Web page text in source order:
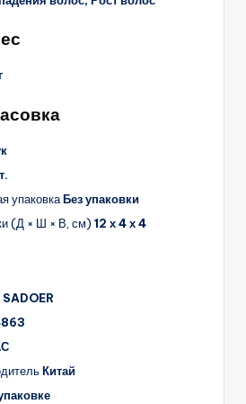
упаковкаБез упаковки
(Д × Ш × В, см) 12 х 4 х 4
SADOER
Китай